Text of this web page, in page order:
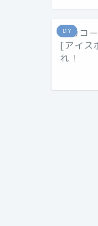
DIY
コカコ
[アイス
れ！